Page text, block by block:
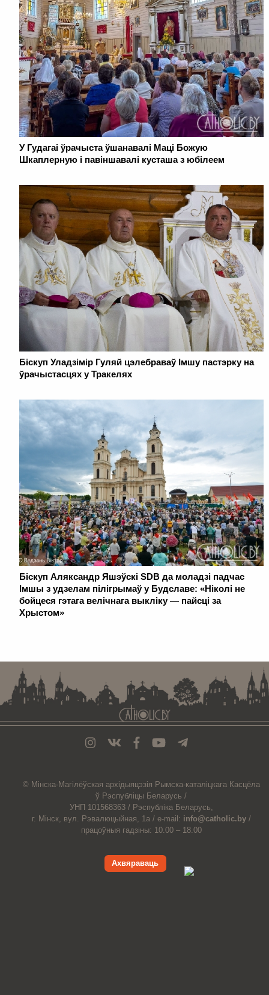
У Гудагаі ўрачыста ўшанавалі Маці Божую
Шкаплерную і павіншавалі кусташа з юбілеем
Біскуп Уладзімір Гуляй цэлебраваў Імшу пастэрку на
ўрачыстасцях у Тракелях
Біскуп Аляксандр Яшэўскі SDB да моладзі падчас
Імшы з удзелам пілігрымаў у Будславе: «Ніколі не
бойцеся гэтага велічнага выкліку — пайсці за
Хрыстом»
© Мiнска-Магiлёўская архiдыяцэзiя Рымска-каталіцкага Касцёла
ў Рэспубліцы Беларусь /
УНП 101568363 / Рэспубліка Беларусь,
г. Мінск, вул. Рэвалюцыйная, 1а / e-mail: info@catholic.by /
працоўныя гадзіны: 10.00 – 18.00
Ахвяраваць